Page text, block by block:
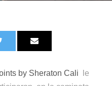
by Sheraton Cali le